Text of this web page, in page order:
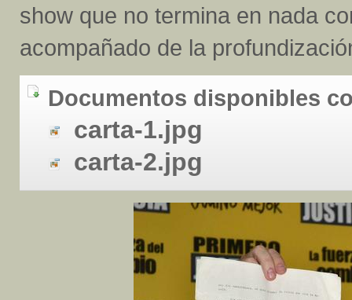
show que no termina en nada
acompañado de la
Documentos disponibles
carta-1.jpg
carta-2.jpg